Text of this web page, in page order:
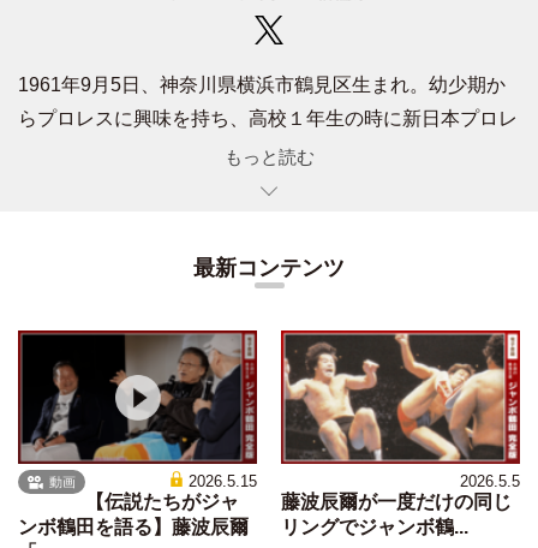
1961年9月5日、神奈川県横浜市鶴見区生まれ。幼少期か
らプロレスに興味を持ち、高校１年生の時に新日本プロレ
ス・ファンクラブ『炎のファイター』を結成。『全国ファ
ンクラブ連盟』の初代会長も務めた。80年４月、中央大学
グ』『別冊ゴング』の編集取材スタッフとなる。83年３月
に大学を中退して同社に正式入社。84年５月の『週刊ゴン
ＭＷ、ＳＷＳ、ＷＡＲの担当記者を歴任し、94年８月に編
集長に就任。04年９月に退社して個人事務所『Office
Maikai』を設立。フリーランスの立場で雑誌、新聞、携帯
サイトで執筆。解説・コメンテーターとしてテレビでも活
動している。06年からはプロレス大賞選考委員も務めてい
る。主な著書に 『プロレス秘史』（徳間書店）、『昭和プ
もっと読む
最新コンテンツ
動画 2026.5.15
【伝説たちがジャ
ンボ鶴田を語る】藤波辰爾
2026.5.5
藤波辰爾が一度だけの同じ
リングでジャンボ鶴...